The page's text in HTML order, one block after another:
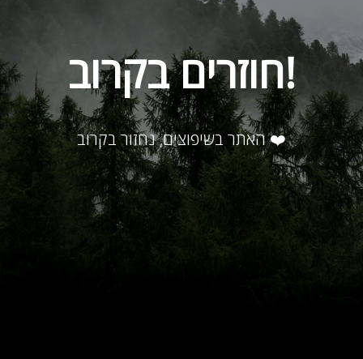
חוזרים בקרוב!
האתר בשיפוצים, נחזור בקרוב ❤️